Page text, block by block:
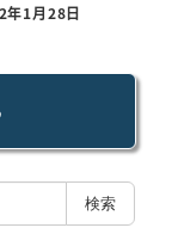
年1月28日
検索